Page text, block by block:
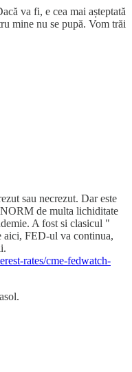
va fi, e cea mai așteptată
mine nu se pupă. Vom trăi
sau necrezut. Dar este
de multa lichiditate
A fost si clasicul "
aici, FED-ul va continua,
rates/cme-fedwatch-